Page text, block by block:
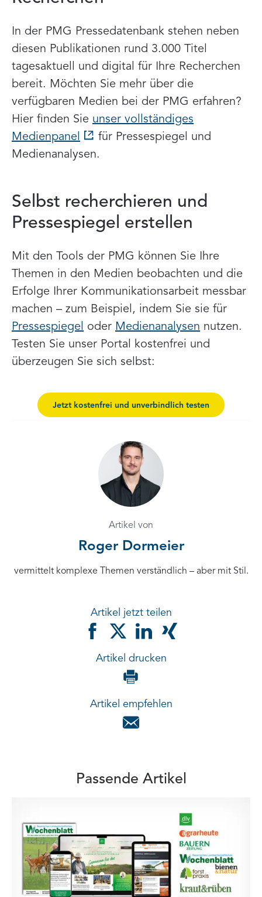
In der PMG Pressedatenbank stehen neben
diesen Publikationen rund 3.000 Titel
tagesaktuell und digital für Ihre Recherchen
bereit. Möchten Sie mehr über die
verfügbaren Medien bei der PMG erfahren?
Hier finden Sie unser vollständiges
Medienpanel
für Pressespiegel und
Medienanalysen.
Selbst recherchieren und
Pressespiegel erstellen
Mit den Tools der PMG können Sie Ihre
Themen in den Medien beobachten und die
Erfolge Ihrer Kommunikationsarbeit messbar
machen – zum Beispiel, indem Sie sie für
Pressespiegel oder Medienanalysen nutzen.
Testen Sie unser Portal kostenfrei und
überzeugen Sie sich selbst:
Jetzt kostenfrei und unverbindlich testen
Artikel von
Roger Dormeier
vermittelt komplexe Themen verständlich – aber mit Stil.
Artikel jetzt teilen
Artikel drucken
Artikel empfehlen
Passende Artikel